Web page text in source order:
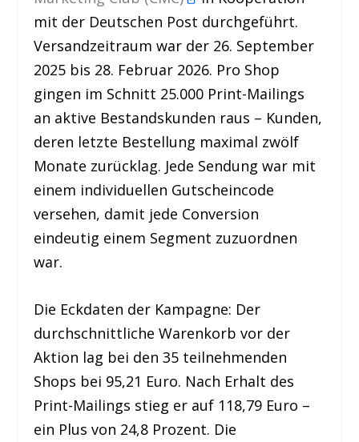
mit der Deutschen Post durchgeführt.
Versandzeitraum war der 26. September
2025 bis 28. Februar 2026. Pro Shop
gingen im Schnitt 25.000 Print-Mailings
an aktive Bestandskunden raus – Kunden,
deren letzte Bestellung maximal zwölf
Monate zurücklag. Jede Sendung war mit
einem individuellen Gutscheincode
versehen, damit jede Conversion
eindeutig einem Segment zuzuordnen
war.
Die Eckdaten der Kampagne: Der
durchschnittliche Warenkorb vor der
Aktion lag bei den 35 teilnehmenden
Shops bei 95,21 Euro. Nach Erhalt des
Print-Mailings stieg er auf 118,79 Euro –
ein Plus von 24,8 Prozent. Die